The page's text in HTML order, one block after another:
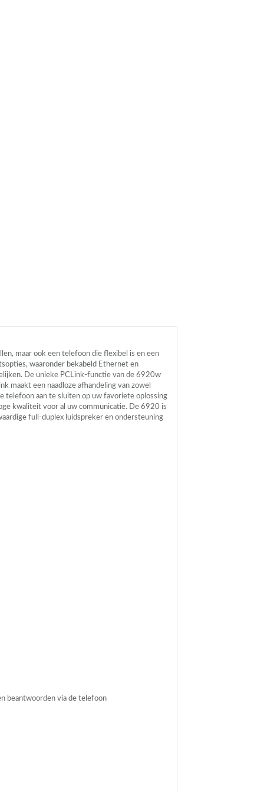
maar ook een telefoon die flexibel is en een
waaronder bekabeld Ethernet en
De unieke PCLink-functie van de 6920w
maakt een naadloze afhandeling van zowel
telefoon aan te sluiten op uw favoriete oplossing
kwaliteit voor al uw communicatie. De 6920 is
full-duplex luidspreker en ondersteuning
beantwoorden via de telefoon